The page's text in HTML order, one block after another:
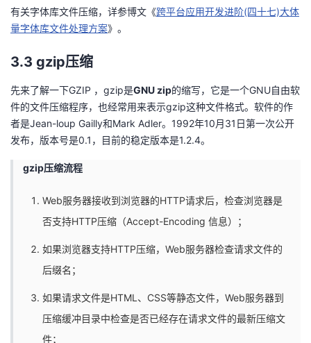
有关字体库文件压缩，详参博文《跨平台应用开发进阶(四十七)大体
量字体库文件处理方案》。
3.3 gzip压缩
先来了解一下GZIP ，gzip是GNU zip的缩写，它是一个GNU自由软
件的文件压缩程序，也经常用来表示gzip这种文件格式。软件的作
者是Jean-loup Gailly和Mark Adler。1992年10月31日第一次公开
发布，版本号是0.1，目前的稳定版本是1.2.4。
gzip压缩流程
Web服务器接收到浏览器的HTTP请求后，检查浏览器是
否支持HTTP压缩（Accept-Encoding 信息）；
如果浏览器支持HTTP压缩，Web服务器检查请求文件的
后缀名；
如果请求文件是HTML、CSS等静态文件，Web服务器到
压缩缓冲目录中检查是否已经存在请求文件的最新压缩文
件；